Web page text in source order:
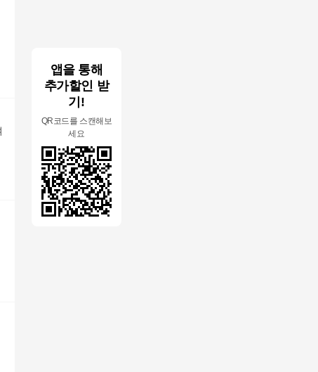
앱을 통해
추가할인 받
기!
QR코드를 스캔해보
세요